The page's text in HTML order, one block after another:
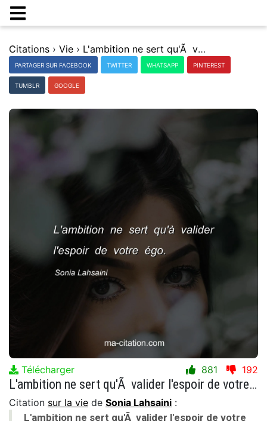
Citations › Vie › L'ambition ne sert qu'Ã valider l'espoir de votre Ã©go.
PARTAGER SUR FACEBOOK TWITTER WHATSAPP PINTEREST
TUMBLR GOOGLE
Télécharger 881 192
L'ambition ne sert qu'Ã valider l'espoir de votre Ã©go.
Citation sur la vie de Sonia Lahsaini :
L'ambition ne sert qu'Ã valider l'espoir de votre